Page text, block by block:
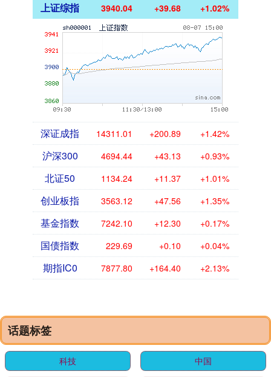
上证综指 3940.04 +39.68 +1.02%
深证成指 14311.01 +200.89 +1.42%
沪深300 4694.44 +43.13 +0.93%
北证50 1134.24 +11.37 +1.01%
创业板指 3563.12 +47.56 +1.35%
基金指数 7242.10 +12.30 +0.17%
国债指数 229.69 +0.10 +0.04%
期指IC0 7877.80 +164.40 +2.13%
话题标签
科技 中国